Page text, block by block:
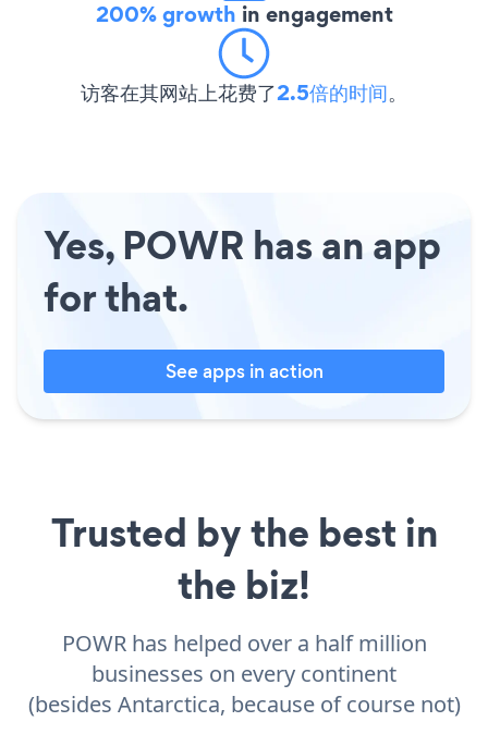
200% growth in engagement
访客在其网站上花费了2.5倍的时间。
Yes, POWR has an app
for that.
See apps in action
Trusted by the best in
the biz!
POWR has helped over a half million
businesses on every continent
(besides Antarctica, because of course not)